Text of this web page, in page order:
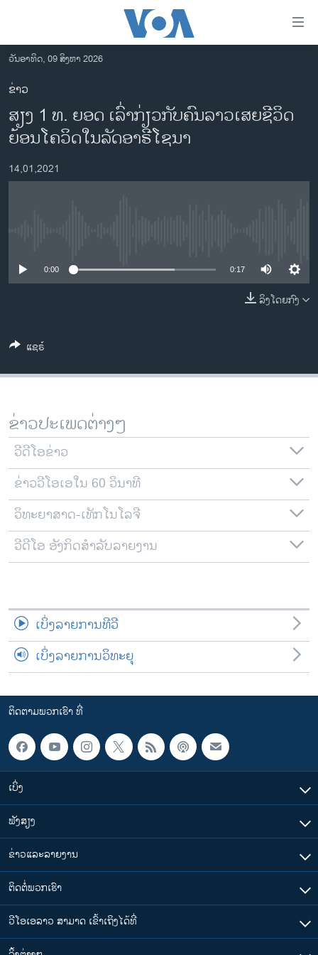
ເຂົ້າ
ຫາ
ຂ້າມ
ຂ້າມ
ຂ້າມ
ໄປ
ຫາ
ຊອກ
ອາເມຣິກາ
ການເລືອກຕັ້ງ ປະທານາທີບໍດີ ສະຫະລັດ 2024
ຂ່າວ​ຈີນ
ຊີວິດຊາວລາວ
ທຸລະກິດ
ພາສາອັງກິດ
ສຽງ
ລາຍການກະຈາຍສຽງ
ລາຍງານ
ຕິດຕາມພວກເຮົາ ທີ່
ພາສາຕ່າງໆ
ວັນອາທິດ, 09 ສິງຫາ 2026
ຂ່າວ
ສຽງ 1 ທ. ຍອດ ເລົ່າກ່ຽວກັບຄົນລາວເສຍຊີວິດ
ຍ້ອນໂຄວິດໃນລັດອາຣີໂຊນາ
14,01,2021
0:00 0:17
ລິງໂດຍກົງ
ແຊຣ໌
ຂ່າວປະເພດຕ່າງໆ
ວີດີໂອຂ່າວ
ຂ່າວວີໂອເອໃນ 60 ວິນາທີ
ວິທະຍາສາດ-ເທັກໂນໂລຈີ
ວີດີໂອ ອັງກິດສຳລັບລາຍງານ
ເບິ່ງລາຍການທີວີ
ເບິ່ງລາຍການວິທະຍຸ
ຕິດຕາມພວກເຮົາ ທີ່
ເບິ່ງ
ຟັງສຽງ
ຂ່າວແລະລາຍງານ
ຕິດຕໍ່ພວກເຮົາ
ວີໂອເອລາວ ສາມາດ ເຂົ້າເຖິງໄດ້ທີ່